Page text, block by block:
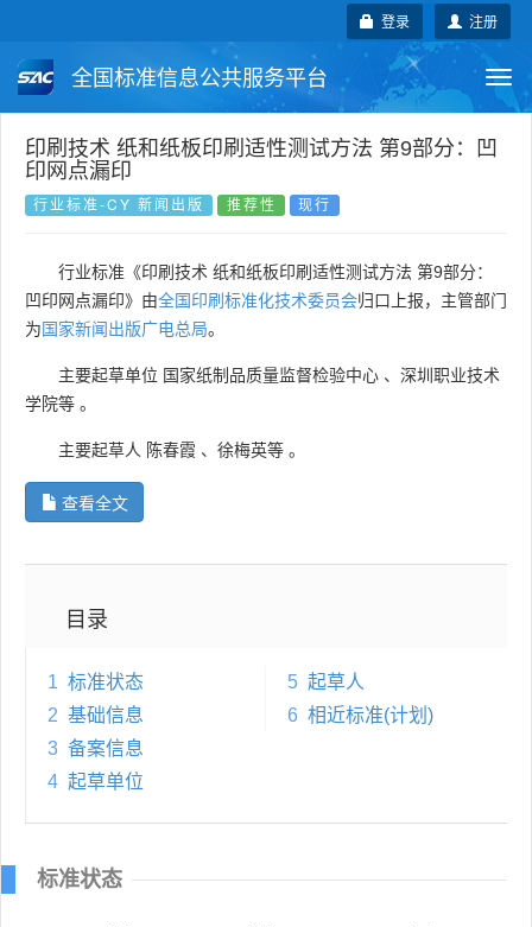
注册
登录
全国标准信息公共服务平台
国家标准 行业标准 地方标准
团体标准 企业标准
国外标准 技术委员会
印刷技术 纸和纸板印刷适性测试方法 第9部分：凹
印网点漏印
行业标准-CY 新闻出版 推荐性 现行
行业标准《印刷技术 纸和纸板印刷适性测试方法 第9部分：
凹印网点漏印》由全国印刷标准化技术委员会归口上报，主管部门
为国家新闻出版广电总局。
主要起草单位 国家纸制品质量监督检验中心 、 深圳职业技术
学院等 。
主要起草人 陈春霞 、 徐梅英等 。
查看全文
目录
1 标准状态
2 基础信息
3 备案信息
4 起草单位
5 起草人
6 相近标准(计划)
标准状态